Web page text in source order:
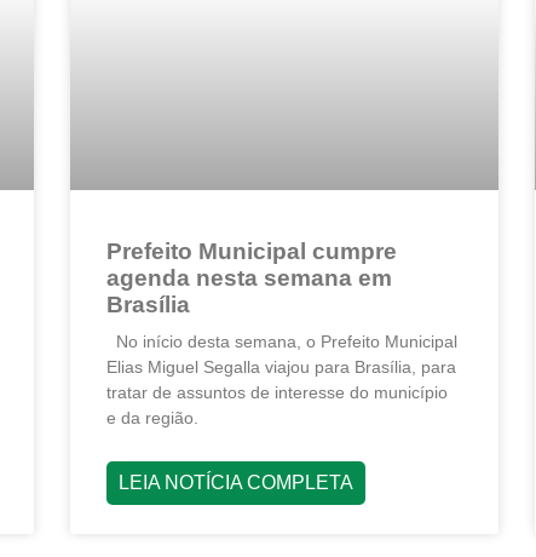
Prefeito Municipal cumpre
agenda nesta semana em
Brasília
No início desta semana, o Prefeito Municipal
Elias Miguel Segalla viajou para Brasília, para
tratar de assuntos de interesse do município
e da região.
LEIA NOTÍCIA COMPLETA